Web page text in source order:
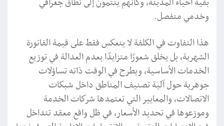
وخدمي منفصل.
هذا التفاوت في الكلفة لا ينعكس فقط على قيمة الفاتورة
الشهرية، بل يخلق شعورًا متزايدًا بعدم العدالة في توزيع
الخدمات الأساسية، ويطرح في الوقت ذاته تساؤلات
جوهرية حول آلية تصنيف المناطق داخل شبكات
الاتصالات، والمعايير التي تعتمدها شركات الخدمة
وموزعوها في تحديد الأسعار، في ظل واقع معقد تتداخل